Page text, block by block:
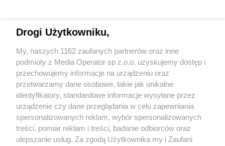
Wydawca mediówlokalnych
Nie zapomnij
zapoznać się z:
polityką prywatności regulamin korzystania z portali
Twojemiasto Skontaktuj się z nami
Drogi Użytkowniku,
My, naszych 1162 zaufanych partnerów oraz inne
podmioty z Media Operator sp z.o.o. uzyskujemy dostęp i
przechowujemy informacje na urządzeniu oraz
przetwarzamy dane osobowe, takie jak unikalne
identyfikatory, standardowe informacje wysyłane przez
urządzenie czy dane przeglądania w celu zapewniania
spersonalizowanych reklam, wybór spersonalizowanych
treści, pomiar reklam i treści, badanie odbiorców oraz
ulepszanie usług. Za zgodą Użytkownika my i Zaufani